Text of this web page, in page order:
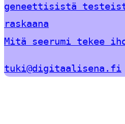
geneettisistä
raskaana
Mitä seerumi tekee
tuki@digitaalisena.fi